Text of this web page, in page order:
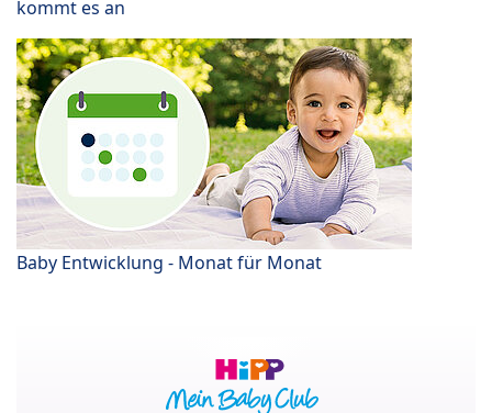
kommt es an
Baby Entwicklung - Monat für Monat